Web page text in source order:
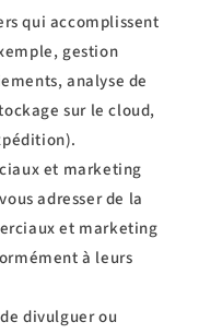
qui accomplissent
gestion
analyse de
sur le cloud,
et marketing
adresser de la
et marketing
à leurs
divulguer ou